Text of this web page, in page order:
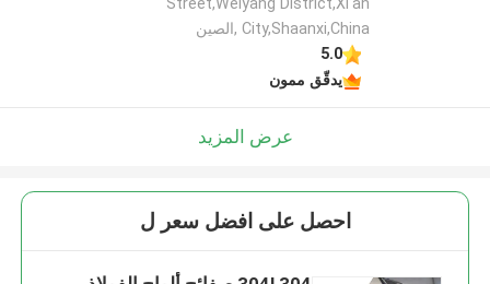
City,Shaanxi,China ,الصين
5.0
يدقّق ممون
عرض المزيد
احصل على افضل سعر ل